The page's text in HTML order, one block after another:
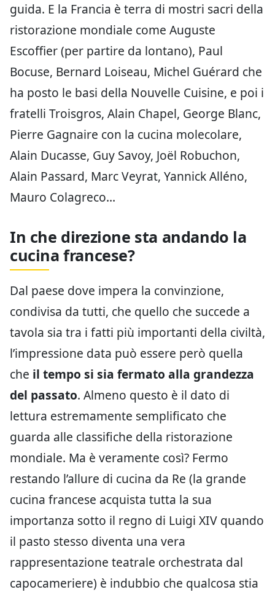
guida. E la Francia è terra di mostri sacri della
ristorazione mondiale come Auguste
Escoffier (per partire da lontano), Paul
Bocuse, Bernard Loiseau, Michel Guérard che
ha posto le basi della Nouvelle Cuisine, e poi i
fratelli Troisgros, Alain Chapel, George Blanc,
Pierre Gagnaire con la cucina molecolare,
Alain Ducasse, Guy Savoy, Joël Robuchon,
Alain Passard, Marc Veyrat, Yannick Alléno,
Mauro Colagreco…
In che direzione sta andando la
cucina francese?
Dal paese dove impera la convinzione,
condivisa da tutti, che quello che succede a
tavola sia tra i fatti più importanti della civiltà,
l’impressione data può essere però quella
che il tempo si sia fermato alla grandezza
del passato. Almeno questo è il dato di
lettura estremamente semplificato che
guarda alle classifiche della ristorazione
mondiale. Ma è veramente così? Fermo
restando l’allure di cucina da Re (la grande
cucina francese acquista tutta la sua
importanza sotto il regno di Luigi XIV quando
il pasto stesso diventa una vera
rappresentazione teatrale orchestrata dal
capocameriere) è indubbio che qualcosa stia